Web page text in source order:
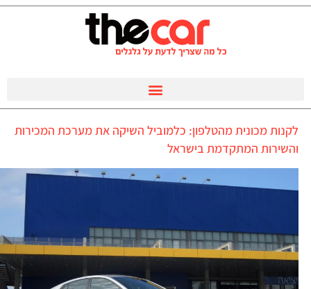
לקנות מכונית מהטלפון: כלמוביל השיקה את מערכת המכירות
והשירות המתקדמת בישראל